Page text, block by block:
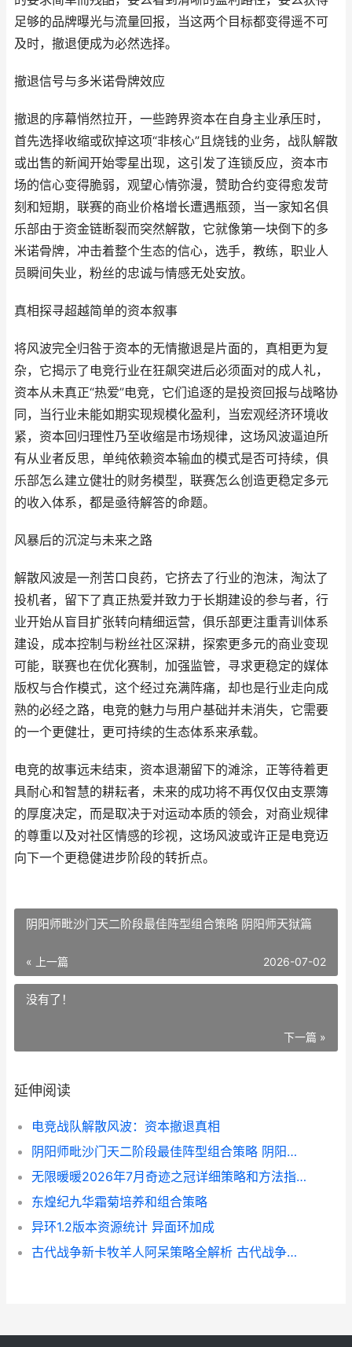
足够的品牌曝光与流量回报，当这两个目标都变得遥不可
及时，撤退便成为必然选择。
撤退信号与多米诺骨牌效应
撤退的序幕悄然拉开，一些跨界资本在自身主业承压时，
首先选择收缩或砍掉这项“非核心”且烧钱的业务，战队解散
或出售的新闻开始零星出现，这引发了连锁反应，资本市
场的信心变得脆弱，观望心情弥漫，赞助合约变得愈发苛
刻和短期，联赛的商业价格增长遭遇瓶颈，当一家知名俱
乐部由于资金链断裂而突然解散，它就像第一块倒下的多
米诺骨牌，冲击着整个生态的信心，选手，教练，职业人
员瞬间失业，粉丝的忠诚与情感无处安放。
真相探寻超越简单的资本叙事
将风波完全归咎于资本的无情撤退是片面的，真相更为复
杂，它揭示了电竞行业在狂飙突进后必须面对的成人礼，
资本从未真正“热爱”电竞，它们追逐的是投资回报与战略协
同，当行业未能如期实现规模化盈利，当宏观经济环境收
紧，资本回归理性乃至收缩是市场规律，这场风波逼迫所
有从业者反思，单纯依赖资本输血的模式是否可持续，俱
乐部怎么建立健壮的财务模型，联赛怎么创造更稳定多元
的收入体系，都是亟待解答的命题。
风暴后的沉淀与未来之路
解散风波是一剂苦口良药，它挤去了行业的泡沫，淘汰了
投机者，留下了真正热爱并致力于长期建设的参与者，行
业开始从盲目扩张转向精细运营，俱乐部更注重青训体系
建设，成本控制与粉丝社区深耕，探索更多元的商业变现
可能，联赛也在优化赛制，加强监管，寻求更稳定的媒体
版权与合作模式，这个经过充满阵痛，却也是行业走向成
熟的必经之路，电竞的魅力与用户基础并未消失，它需要
的一个更健壮，更可持续的生态体系来承载。
电竞的故事远未结束，资本退潮留下的滩涂，正等待着更
具耐心和智慧的耕耘者，未来的成功将不再仅仅由支票簿
的厚度决定，而是取决于对运动本质的领会，对商业规律
的尊重以及对社区情感的珍视，这场风波或许正是电竞迈
向下一个更稳健进步阶段的转折点。
阴阳师毗沙门天二阶段最佳阵型组合策略 阴阳师天狱篇
« 上一篇 2026-07-02
没有了！
下一篇 »
延伸阅读
电竞战队解散风波：资本撤退真相
阴阳师毗沙门天二阶段最佳阵型组合策略 阴阳师天狱篇
无限暖暖2026年7月奇迹之冠详细策略和方法指导 无限暖暖2026年什么时候上线
东煌纪九华霜菊培养和组合策略
异环1.2版本资源统计 异面环加成
古代战争新卡牧羊人阿呆策略全解析 古代战争三卡值得买不